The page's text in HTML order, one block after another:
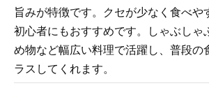
旨みが特徴です。クセが少なく食べや
初心者にもおすすめです。しゃぶしゃ
め物など幅広い料理で活躍し、普段の
ラスしてくれます。